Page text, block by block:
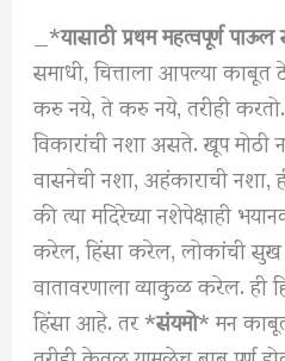
_*यासाठी प्रथम महत्वपूर्ण
समाधी, चित्ताला आपल्या
करु नये, ते करु नये, तरीही
विकारांची नशा असते. खूप
वासनेची नशा, अहंकाराची
की त्या मदिरेच्या नशेपेक्षाही
करेल, हिंसा करेल, लोकांची
वातावरणाला व्याकुळ करेल. ही
हिंसा आहे. तर *संयमो* मन